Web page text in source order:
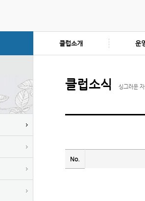
클럽소개 운
클럽소식 싱그러운
No.